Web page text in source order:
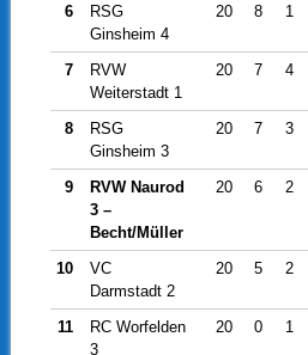
6
RSG
Ginsheim 4
20 8 1
7
RVW
Weiterstadt 1
20 7 4
8
RSG
Ginsheim 3
20 7 3
9
RVW Naurod
3 –
Becht/Müller
20 6 2
10
VC
Darmstadt 2
20 5 2
11
RC Worfelden
3
20 0 1